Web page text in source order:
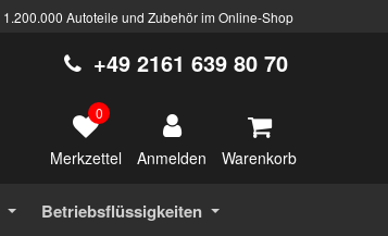
1.200.000 Autoteile und Zubehör im Online-Shop
+49 2161 639 80 70
0
Merkzettel Anmelden Warenkorb
Betriebsflüssigkeiten